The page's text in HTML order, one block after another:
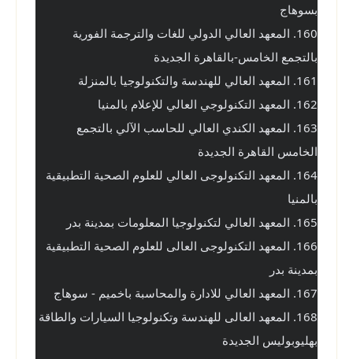
بسوهاج
بالتجمع الخامس-بالقاهرة الجديدة
161. المعهد العالي للهندسة والتكنولوجيا بالمنزلة
162. المعهد التكنولوجي العالي للإعلام بالمنيا
الخامس القاهرة الجديدة
بالمنيا
165. المعهد العالي لتكنولوجيا المعلومات بمدينة بدر
بمدينة بدر
167. المعهد العالي للادارة والمحاسبة باخميم - سوهاج
بهليوبوليس الجديدة